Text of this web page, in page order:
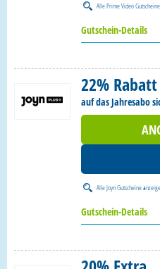
AllePrime Video Gutscheine
Gutschein-Details
22% Rabatt
auf das Jahresabo
AlleJoyn Gutscheine
Gutschein-Details